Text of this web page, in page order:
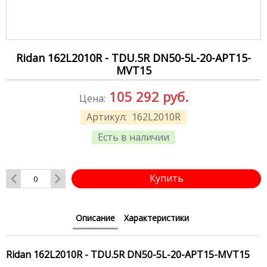
Ridan 162L2010R - TDU.5R DN50-5L-20-APT15-
MVT15
Артикул: 162L2010R
Есть в наличии
Цена: 105 292 руб.
Купить
Описание Характеристики
Ridan 162L2010R - TDU.5R DN50-5L-20-APT15-MVT15